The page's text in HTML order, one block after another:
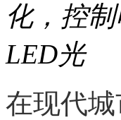
化，控
LED光
在现代